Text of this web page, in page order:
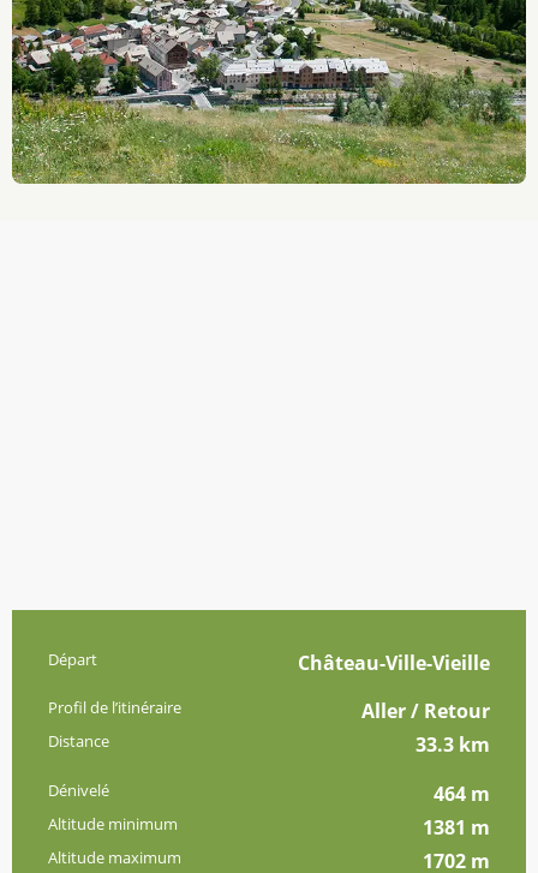
Informations pratiques
Départ Château-Ville-Vieille
Profil de l’itinéraire Aller / Retour
Distance 33.3 km
Dénivelé 464 m
Altitude minimum 1381 m
Altitude maximum 1702 m